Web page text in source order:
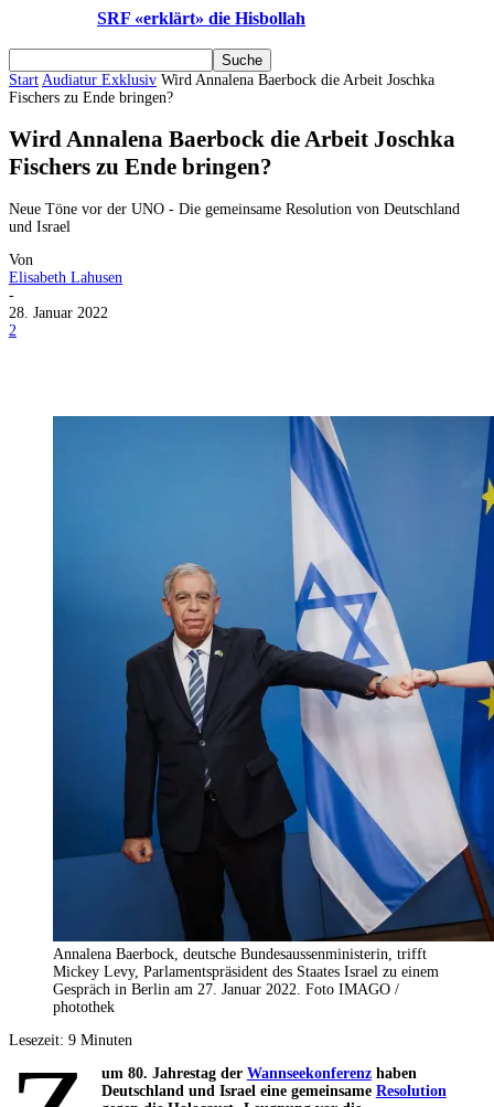
SRF «erklärt» die Hisbollah
Start Audiatur Exklusiv Wird Annalena Baerbock die Arbeit Joschka
Fischers zu Ende bringen?
Wird Annalena Baerbock die Arbeit Joschka
Fischers zu Ende bringen?
Neue Töne vor der UNO - Die gemeinsame Resolution von Deutschland
und Israel
Von
Elisabeth Lahusen
-
28. Januar 2022
2
Annalena Baerbock, deutsche Bundesaussenministerin, trifft
Mickey Levy, Parlamentspräsident des Staates Israel zu einem
Gespräch in Berlin am 27. Januar 2022. Foto IMAGO /
photothek
Lesezeit: 9 Minuten
um 80. Jahrestag der Wannseekonferenzhaben
Deutschland und Israel eine gemeinsame Resolution